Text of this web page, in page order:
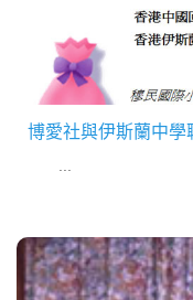
博愛社與伊斯蘭中學